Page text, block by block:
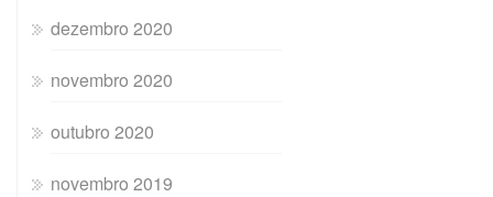
dezembro 2020
novembro 2020
outubro 2020
novembro 2019